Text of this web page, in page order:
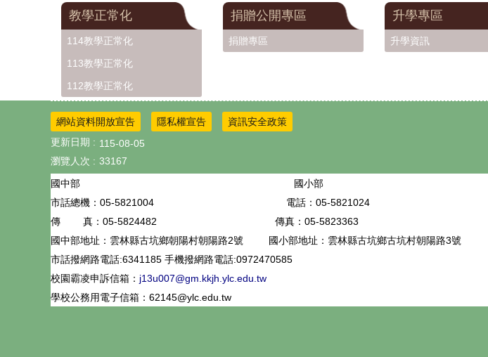
教學正常化
114教學正常化
113教學正常化
112教學正常化
捐贈公開專區
捐贈專區
升學專區
升學資訊
網站資料開放宣告 隱私權宣告
資訊安全政策
更新日期
115-08-05
瀏覽人次
33167
國中部 國小部
市話總機： 05-5821004 電話：05-5821024
傳 真： 05-5824482
傳真：05-5823363
國中部地址：雲林縣古坑鄉朝陽村朝陽路2號
國小部地址：雲林縣古坑鄉古坑村朝陽路3號
市話撥網路電話:6341185 手機撥網路電話:0972470585
校園霸凌申訴信箱： j13u007@gm.kkjh.ylc.edu.tw
學校公務用電子信箱：62145@ylc.edu.tw